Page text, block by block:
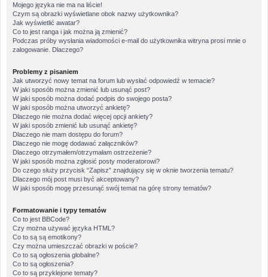
Mojego języka nie ma na liście!
Czym są obrazki wyświetlane obok nazwy użytkownika?
Jak wyświetlić awatar?
Co to jest ranga i jak można ją zmienić?
Podczas próby wysłania wiadomości e-mail do użytkownika witryna prosi mnie o
zalogowanie. Dlaczego?
Problemy z pisaniem
Jak utworzyć nowy temat na forum lub wysłać odpowiedź w temacie?
W jaki sposób można zmienić lub usunąć post?
W jaki sposób można dodać podpis do swojego posta?
W jaki sposób można utworzyć ankietę?
Dlaczego nie można dodać więcej opcji ankiety?
W jaki sposób zmienić lub usunąć ankietę?
Dlaczego nie mam dostępu do forum?
Dlaczego nie mogę dodawać załączników?
Dlaczego otrzymałem/otrzymałam ostrzeżenie?
W jaki sposób można zgłosić posty moderatorowi?
Do czego służy przycisk “Zapisz” znajdujący się w oknie tworzenia tematu?
Dlaczego mój post musi być akceptowany?
W jaki sposób mogę przesunąć swój temat na górę strony tematów?
Formatowanie i typy tematów
Co to jest BBCode?
Czy można używać języka HTML?
Co to są są emotikony?
Czy można umieszczać obrazki w poście?
Co to są ogłoszenia globalne?
Co to są ogłoszenia?
Co to są przyklejone tematy?